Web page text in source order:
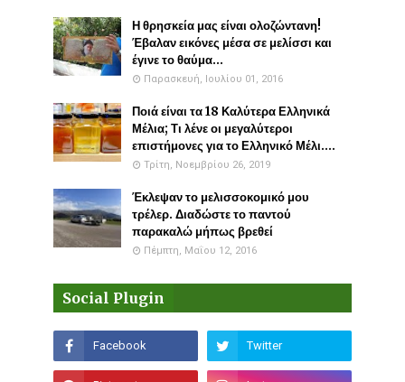
Η θρησκεία μας είναι ολοζώντανη!
Έβαλαν εικόνες μέσα σε μελίσσι και
έγινε το θαύμα...
Παρασκευή, Ιουλίου 01, 2016
Ποιά είναι τα 18 Καλύτερα Ελληνικά
Μέλια; Τι λένε οι μεγαλύτεροι
επιστήμονες για το Ελληνικό Μέλι....
Τρίτη, Νοεμβρίου 26, 2019
Έκλεψαν το μελισσοκομικό μου
τρέλερ. Διαδώστε το παντού
παρακαλώ μήπως βρεθεί
Πέμπτη, Μαΐου 12, 2016
Social Plugin